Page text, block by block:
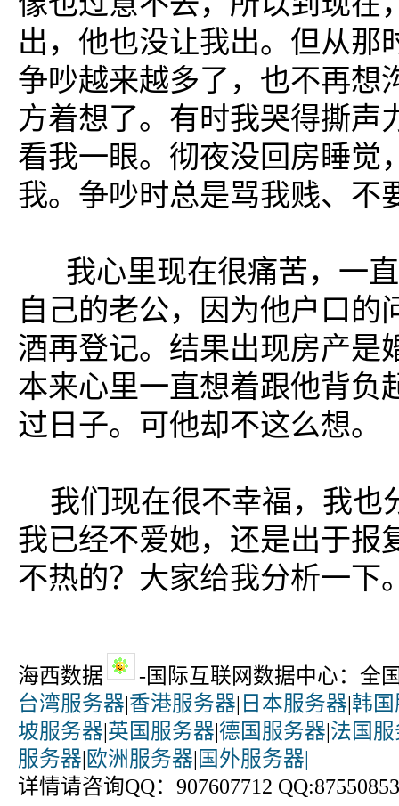
出，他也没让我出。但从那
争吵越来越多了，也不再想
方着想了。有时我哭得撕声
看我一眼。彻夜没回房睡觉
我。争吵时总是骂我贱、不
我心里现在很痛苦，一直
自己的老公，因为他户口的
酒再登记。结果出现房产是
本来心里一直想着跟他背负
过日子。可他却不这么想。
我们现在很不幸福，我也
我已经不爱她，还是出于报
不热的？大家给我分析一下
海西数据
-国际互联网数据中心：全
台湾服务器|香港服务器| 日本服务器|韩
坡服务器|英国服务器|德国服务器|法国
服务器|欧洲服务器|国外服务器|
详情请咨询QQ：907607712